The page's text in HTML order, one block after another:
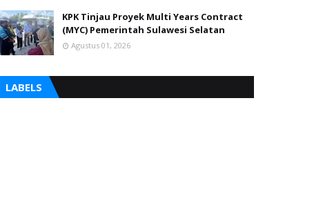
KPK Tinjau Proyek Multi Years Contract
(MYC) Pemerintah Sulawesi Selatan
Agustus 01, 2026
LABELS